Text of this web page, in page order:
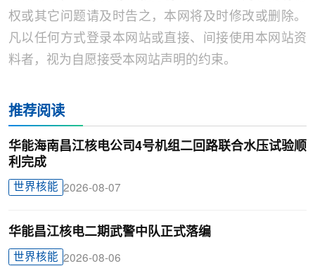
权或其它问题请及时告之，本网将及时修改或删除。
凡以任何方式登录本网站或直接、间接使用本网站资
料者，视为自愿接受本网站声明的约束。
推荐阅读
华能海南昌江核电公司4号机组二回路联合水压试验顺
利完成
世界核能 2026-08-07
华能昌江核电二期武警中队正式落编
世界核能 2026-08-06